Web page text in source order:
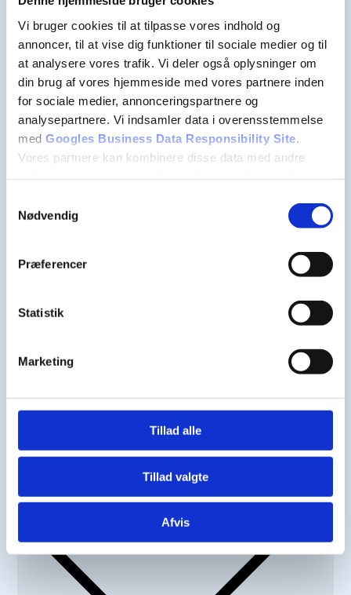
Vi bruger cookies til at tilpasse vores indhold og
annoncer, til at vise dig funktioner til sociale medier og til
at analysere vores trafik. Vi deler også oplysninger om
din brug af vores hjemmeside med vores partnere inden
for sociale medier, annonceringspartnere og
analysepartnere. Vi indsamler data i overensstemmelse
med Googles Business Data Responsibility Site
Vores partnere kan kombinere disse data med andre
Nødvendig
Præferencer
Statistik
Marketing
Tillad alle
Tillad valgte
Afvis
Kontakt os gerne for at høre mere om vores
løsninger og hvordan de kan dække jeres behov
og krav. Kontakt os via oplysningerne herunder. Vi
ser frem til din henvendelse.